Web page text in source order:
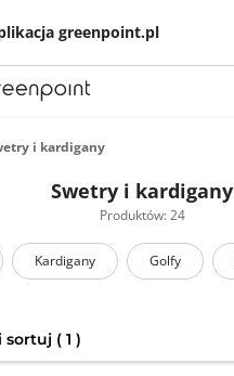
greenpoint.pl
i kardigany
Swetry i kardigany
Produktów: 24
Kardigany Golfy
Filtruj i sortuj ( 1 )